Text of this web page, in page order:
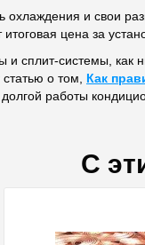
охлаждения и свои
цена за
и сплит-системы, как
о том, Как
работы
С